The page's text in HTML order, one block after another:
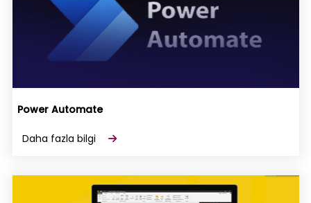
Power Automate
Daha fazla bilgi